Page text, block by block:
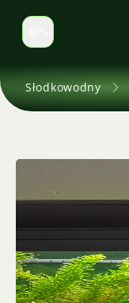
Zmień język
Słodkowodny